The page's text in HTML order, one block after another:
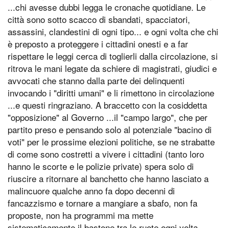
...chi avesse dubbi legga le cronache quotidiane. Le
città sono sotto scacco di sbandati, spacciatori,
assassini, clandestini di ogni tipo... e ogni volta che chi
è preposto a proteggere i cittadini onesti e a far
rispettare le leggi cerca di toglierli dalla circolazione, si
ritrova le mani legate da schiere di magistrati, giudici e
avvocati che stanno dalla parte dei delinquenti
invocando i "diritti umani" e li rimettono in circolazione
...e questi ringraziano. A braccetto con la cosiddetta
"opposizione" al Governo ...il "campo largo", che per
partito preso e pensando solo al potenziale "bacino di
voti" per le prossime elezioni politiche, se ne strabatte
di come sono costretti a vivere i cittadini (tanto loro
hanno le scorte e le polizie private) spera solo di
riuscire a ritornare al banchetto che hanno lasciato a
malincuore qualche anno fa dopo decenni di
fancazzismo e tornare a mangiare a sbafo, non fa
proposte, non ha programmi ma mette